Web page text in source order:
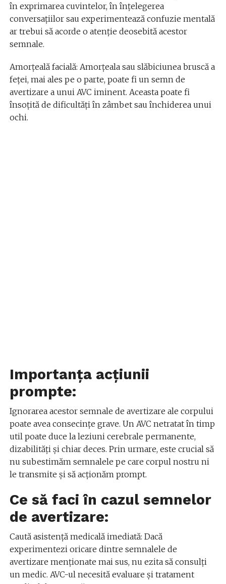
în exprimarea cuvintelor, în înțelegerea
conversațiilor sau experimentează confuzie mentală
ar trebui să acorde o atenție deosebită acestor
semnale.
Amorțeală facială: Amorțeala sau slăbiciunea bruscă a
feței, mai ales pe o parte, poate fi un semn de
avertizare a unui AVC iminent. Aceasta poate fi
însoțită de dificultăți în zâmbet sau închiderea unui
ochi.
Importanța acțiunii
prompte:
Ignorarea acestor semnale de avertizare ale corpului
poate avea consecințe grave. Un AVC netratat în timp
util poate duce la leziuni cerebrale permanente,
dizabilități și chiar deces. Prin urmare, este crucial să
nu subestimăm semnalele pe care corpul nostru ni
le transmite și să acționăm prompt.
Ce să faci în cazul semnelor
de avertizare:
Caută asistență medicală imediată: Dacă
experimentezi oricare dintre semnalele de
avertizare menționate mai sus, nu ezita să consulți
un medic. AVC-ul necesită evaluare și tratament